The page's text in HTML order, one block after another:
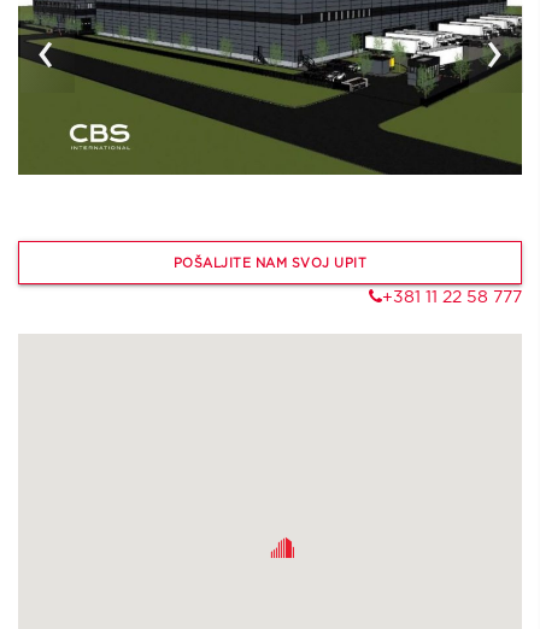
‹ ›
POŠALJITE NAM SVOJ UPIT
+381 11 22 58 777